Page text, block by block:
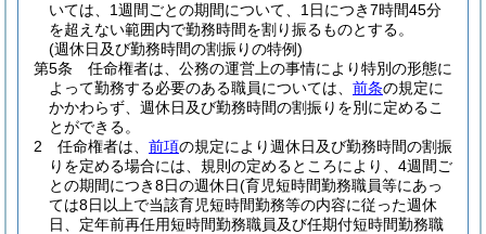
いては、1週間ごとの期間について、1日につき7時間45分
を超えない範囲内で勤務時間を割り振るものとする。
(週休日及び勤務時間の割振りの特例)
第5条
任命権者は、公務の運営上の事情により特別の形態に
よって勤務する必要のある職員については、 前条の規定に
かかわらず、週休日及び勤務時間の割振りを別に定めるこ
とができる。
2
任命権者は、 前項の規定により週休日及び勤務時間の割振
りを定める場合には、規則の定めるところにより、4週間ご
との期間につき8日の週休日(育児短時間勤務職員等にあっ
ては8日以上で当該育児短時間勤務等の内容に従った週休
日、定年前再任用短時間勤務職員及び任期付短時間勤務職